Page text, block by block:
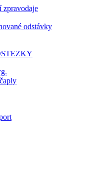
zpravodaje
odstávky